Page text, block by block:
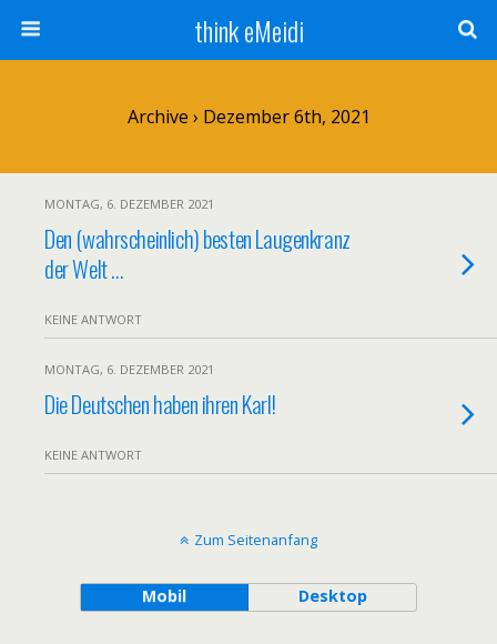
think eMeidi
Archive › Dezember 6th, 2021
MONTAG, 6. DEZEMBER 2021
Den (wahrscheinlich) besten Laugenkranz
der Welt …
KEINE ANTWORT
MONTAG, 6. DEZEMBER 2021
Die Deutschen haben ihren Karl!
KEINE ANTWORT
Zum Seitenanfang
Mobil Desktop